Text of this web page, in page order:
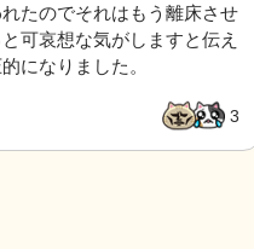
たのでそれはもう離床させ
可哀想な気がしますと伝え
になりました。
3